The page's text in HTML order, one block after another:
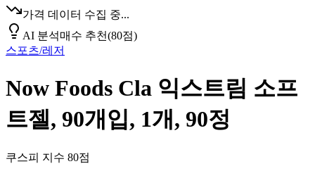
가격 데이터 수집 중...
AI 분석매수 추천(80점)
스포츠/레저
Now Foods Cla 익스트림 소프
트젤, 90개입, 1개, 90정
쿠스피 지수 80점